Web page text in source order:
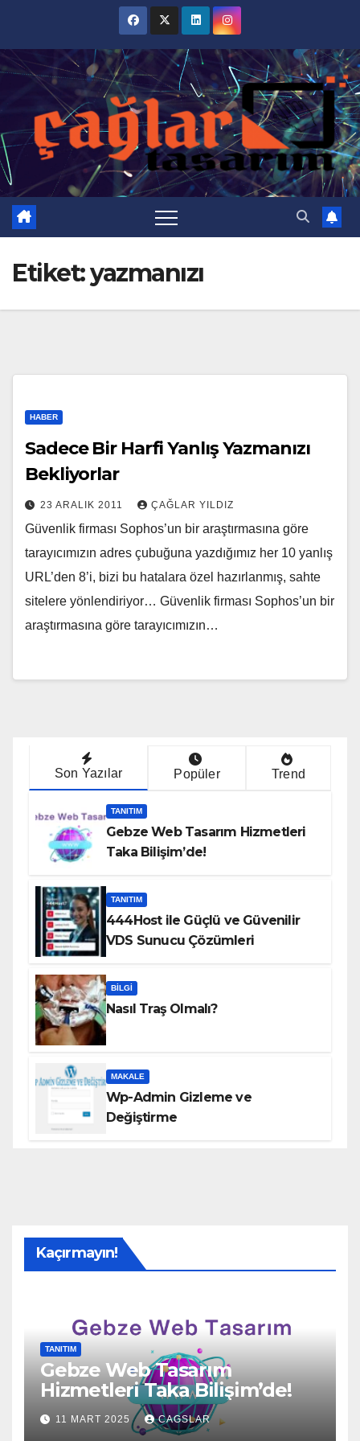
content
Etiket:yazmanızı
HABER
Sadece Bir Harfi Yanlış Yazmanızı
Bekliyorlar
23 ARALIK 2011 ÇAĞLAR YILDIZ
Güvenlik firması Sophos’un bir araştırmasına göre
tarayıcımızın adres çubuğuna yazdığımız her 10 yanlış
URL’den 8’i, bizi bu hatalara özel hazırlanmış, sahte
sitelere yönlendiriyor… Güvenlik firması Sophos’un bir
araştırmasına göre tarayıcımızın…
Son Yazılar Popüler Trend
TANITIM
Gebze Web Tasarım Hizmetleri
Taka Bilişim’de!
TANITIM
444Host ile Güçlü ve Güvenilir
VDS Sunucu Çözümleri
BILGI
Nasıl Traş Olmalı?
MAKALE
Wp-Admin Gizleme ve
Değiştirme
Kaçırmayın!
TANITIM
Gebze Web Tasarım
Hizmetleri Taka Bilişim’de!
11 MART 2025 CAGSLAR